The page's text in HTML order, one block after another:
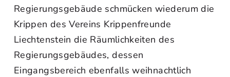
Regierungsgebäude schmücken wiederum die
Krippen des Vereins Krippenfreunde
Liechtenstein die Räumlichkeiten des
Regierungsgebäudes, dessen
Eingangsbereich ebenfalls weihnachtlich